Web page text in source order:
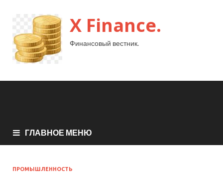
X Finance.
Финансовый вестник.
ГЛАВНОЕ МЕНЮ
ПРОМЫШЛЕННОСТЬ